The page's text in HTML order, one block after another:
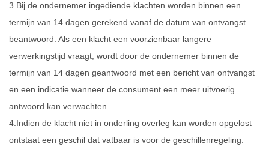
3.Bij de ondernemer ingediende klachten worden binnen een
termijn van 14 dagen gerekend vanaf de datum van ontvangst
beantwoord. Als een klacht een voorzienbaar langere
verwerkingstijd vraagt, wordt door de ondernemer binnen de
termijn van 14 dagen geantwoord met een bericht van ontvangst
en een indicatie wanneer de consument een meer uitvoerig
antwoord kan verwachten.
4.Indien de klacht niet in onderling overleg kan worden opgelost
ontstaat een geschil dat vatbaar is voor de geschillenregeling.